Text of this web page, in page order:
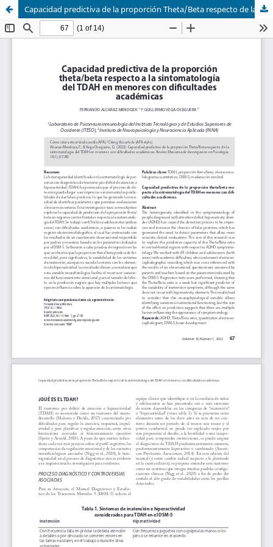
Capacidad predictiva de la proporción Theta/Beta respecto de la sintomatología del TDAH en menores con dificultades académicas